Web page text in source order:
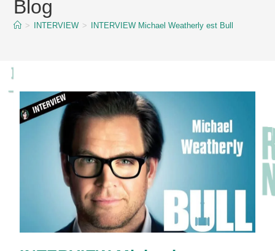
contentBlog
> INTERVIEW > INTERVIEW Michael Weatherly est Bull